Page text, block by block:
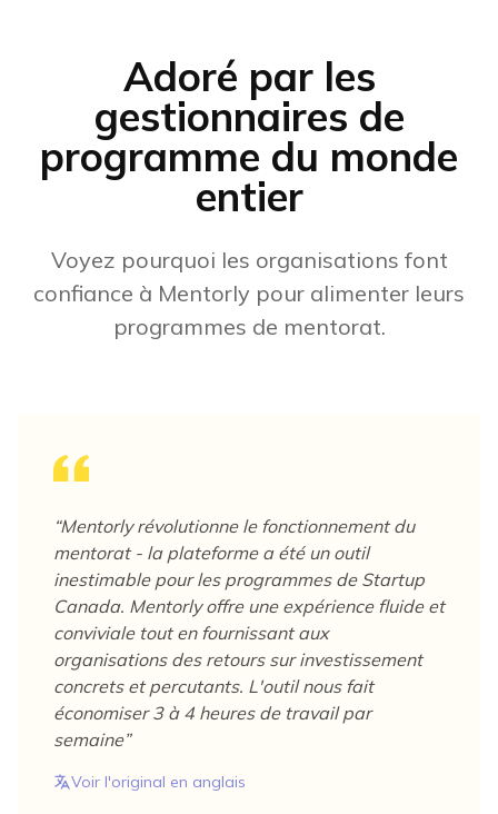
Adoré par les
gestionnaires de
programme du monde
entier
Voyez pourquoi les organisations font
confiance à Mentorly pour alimenter leurs
programmes de mentorat.
“Mentorly révolutionne le fonctionnement du
mentorat - la plateforme a été un outil
inestimable pour les programmes de Startup
Canada. Mentorly offre une expérience fluide et
conviviale tout en fournissant aux
organisations des retours sur investissement
concrets et percutants. L'outil nous fait
économiser 3 à 4 heures de travail par
semaine”
Voir l'original en anglais